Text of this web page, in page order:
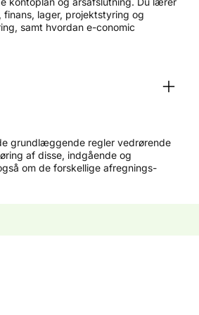
lager, projektstyring og
samt hvordan e-conomic
grundlæggende regler vedrørende
af disse, indgående og
om de forskellige afregnings-